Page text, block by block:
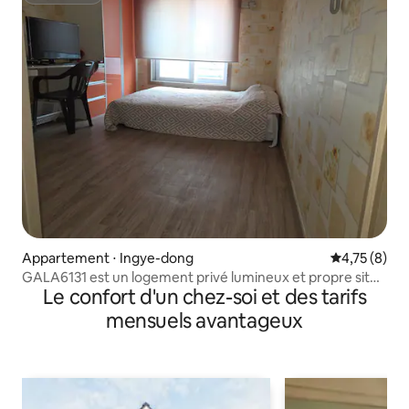
Appartement ⋅ Ingye-dong Évaluation
4,75 (8)
GALA6131 est un logement privé lumineux et propre situé
en plein centre-ville (Dongsuwon).
Le confort d'un chez-soi et des tarifs
mensuels avantageux